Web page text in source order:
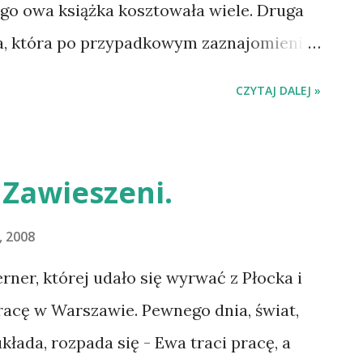
tym samym ciałem, nie znało się
owa książka kosztowała wiele. Druga
która po przypadkowym zaznajomieniu
CZYTAJ DALEJ »
2008
której udało się wyrwać z Płocka i
w Warszawie. Pewnego dnia, świat,
rozpada się - Ewa traci pracę, a